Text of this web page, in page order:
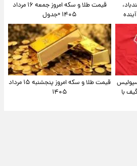
قیمت طلا و سکه امروز جمعه ۱۶ مرداد
۱۴۰۵ +جدول
با
قیمت طلا و سکه امروز پنجشنبه ۱۵ مرداد
۱۴۰۵